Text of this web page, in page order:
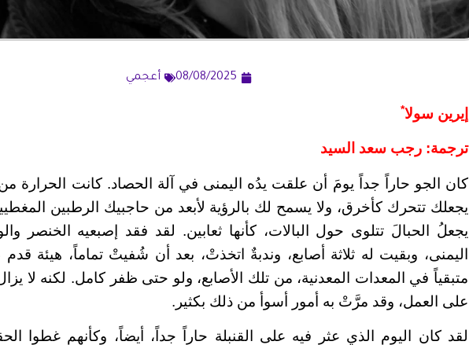
08/08/2025 أعجمي
إيرين سولا*
ترجمة: رجب سعد السيد
كان الجو حاراً جداً يومَ أن علقت يدُه اليمنى في آلة الحصاد. كانت الحرارة
يجعلك تتحرك كأخرق، ولا يسمح لك بالرؤية لأبعد من حاجبيك الرطبين
يجعلُ الحبالَ تتلوى حول البالات، كأنها ثعابين. لقد فقد إصبعيه الخنصر
اليمنى، وبقيت له ثلاثة أصابع، وندبةٌ اتخذتْ، بعد أن شُفيتْ تماماً، هيئة قدم
متبقياً في المعدات المعدنية، من تلك الأصابع، ولو حتى ظفر كامل. لكنه لا
على العمل، وقد مرَّتْ به أمور أسوأ من ذلك بكثير.
لقد كان اليوم الذي عثر فيه على القنبلة حاراً جداً، أيضاً، وكأنهم غطوا